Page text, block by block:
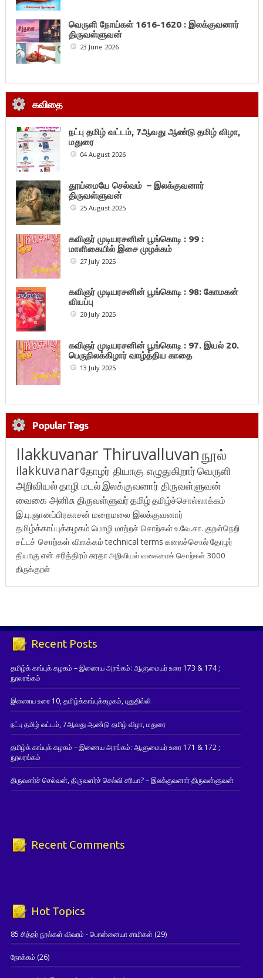
வெருளி நோய்கள் 1616-1620 : இலக்குவனார்
திருவள்ளுவன்
23 June 2026
கவிதை
நட்பு தமிழ் வட்டம், 7ஆவது ஆண்டு தமிழ் விழா,
மதுரை
04 August 2026
தூய்மையே செல்வம் – இலக்குவனார்
திருவள்ளுவன்
25 August 2025
கவிஞர் முடியரசனின் பூங்கொடி : 99 :
மாளிகையில் இசை முழக்கம்
27 July 2025
கவிஞர் முடியரசனின் பூங்கொடி : 98: கோமகன்
வியப்பு
20 July 2025
கவிஞர் முடியரசனின் பூங்கொடி : 97. இயல் 20.
பெருநிலக்கிழார் வாழ்த்திய காதை
13 July 2025
Popular Tags
Ilakkuvanar Thiruvalluvanநூல்
ilakkuvanarதோழர் தியாகு எழுதுகிறார்வெருளி
அறிவியல்தாழி மடல்இலக்குவனார் திருவள்ளுவன்
வைகை அனிசுதிருவள்ளுவர்தமிழ்தமிழ்ச்சொல்லாக்கம்
இ.பு.ஞானப்பிரகாசன் மறைமலை இலக்குவனார்
தமிழ்க்காப்புக்கழகம் மொழி மாற்றச் சொற்கள்உ.வே.சா. குறள்நெறி
சட்டச் சொற்கள் விளக்கம்technical terms கலைச்சொல்தோழர்
தியாகுஎன் சரித்திரம்சுரதாஅறிவியல் வகைமைச் சொற்கள் 3000
திருக்குறள்
Recent Posts
தமிழ்க் காப்புக் கழகம் – இணைய அரங்கம்: ஆளுமையர் உரை 173 & 174 ;
நூலரங்கம்
இணைய உரை 10, தமிழ்க்காப்புக்கழகம், புதுதில்லி
நட்பு தமிழ் வட்டம், 7ஆவது ஆண்டு தமிழ் விழா, மதுரை
தமிழ்க் காப்புக் கழகம் – இணைய அரங்கம்: ஆளுமையர் உரை 171 & 172 ;
நூலரங்கம்
திருவளர்ச் செல்வன், திருவளர்ச் செல்வி சரியா? – இலக்குவனார் திருவள்ளுவன்
Recent Comments
Hot Topics
85 சித்தர் நூல்கள் விவரம் - பொன்னையா சாமிகள் (29)
நோக்கம் (26)